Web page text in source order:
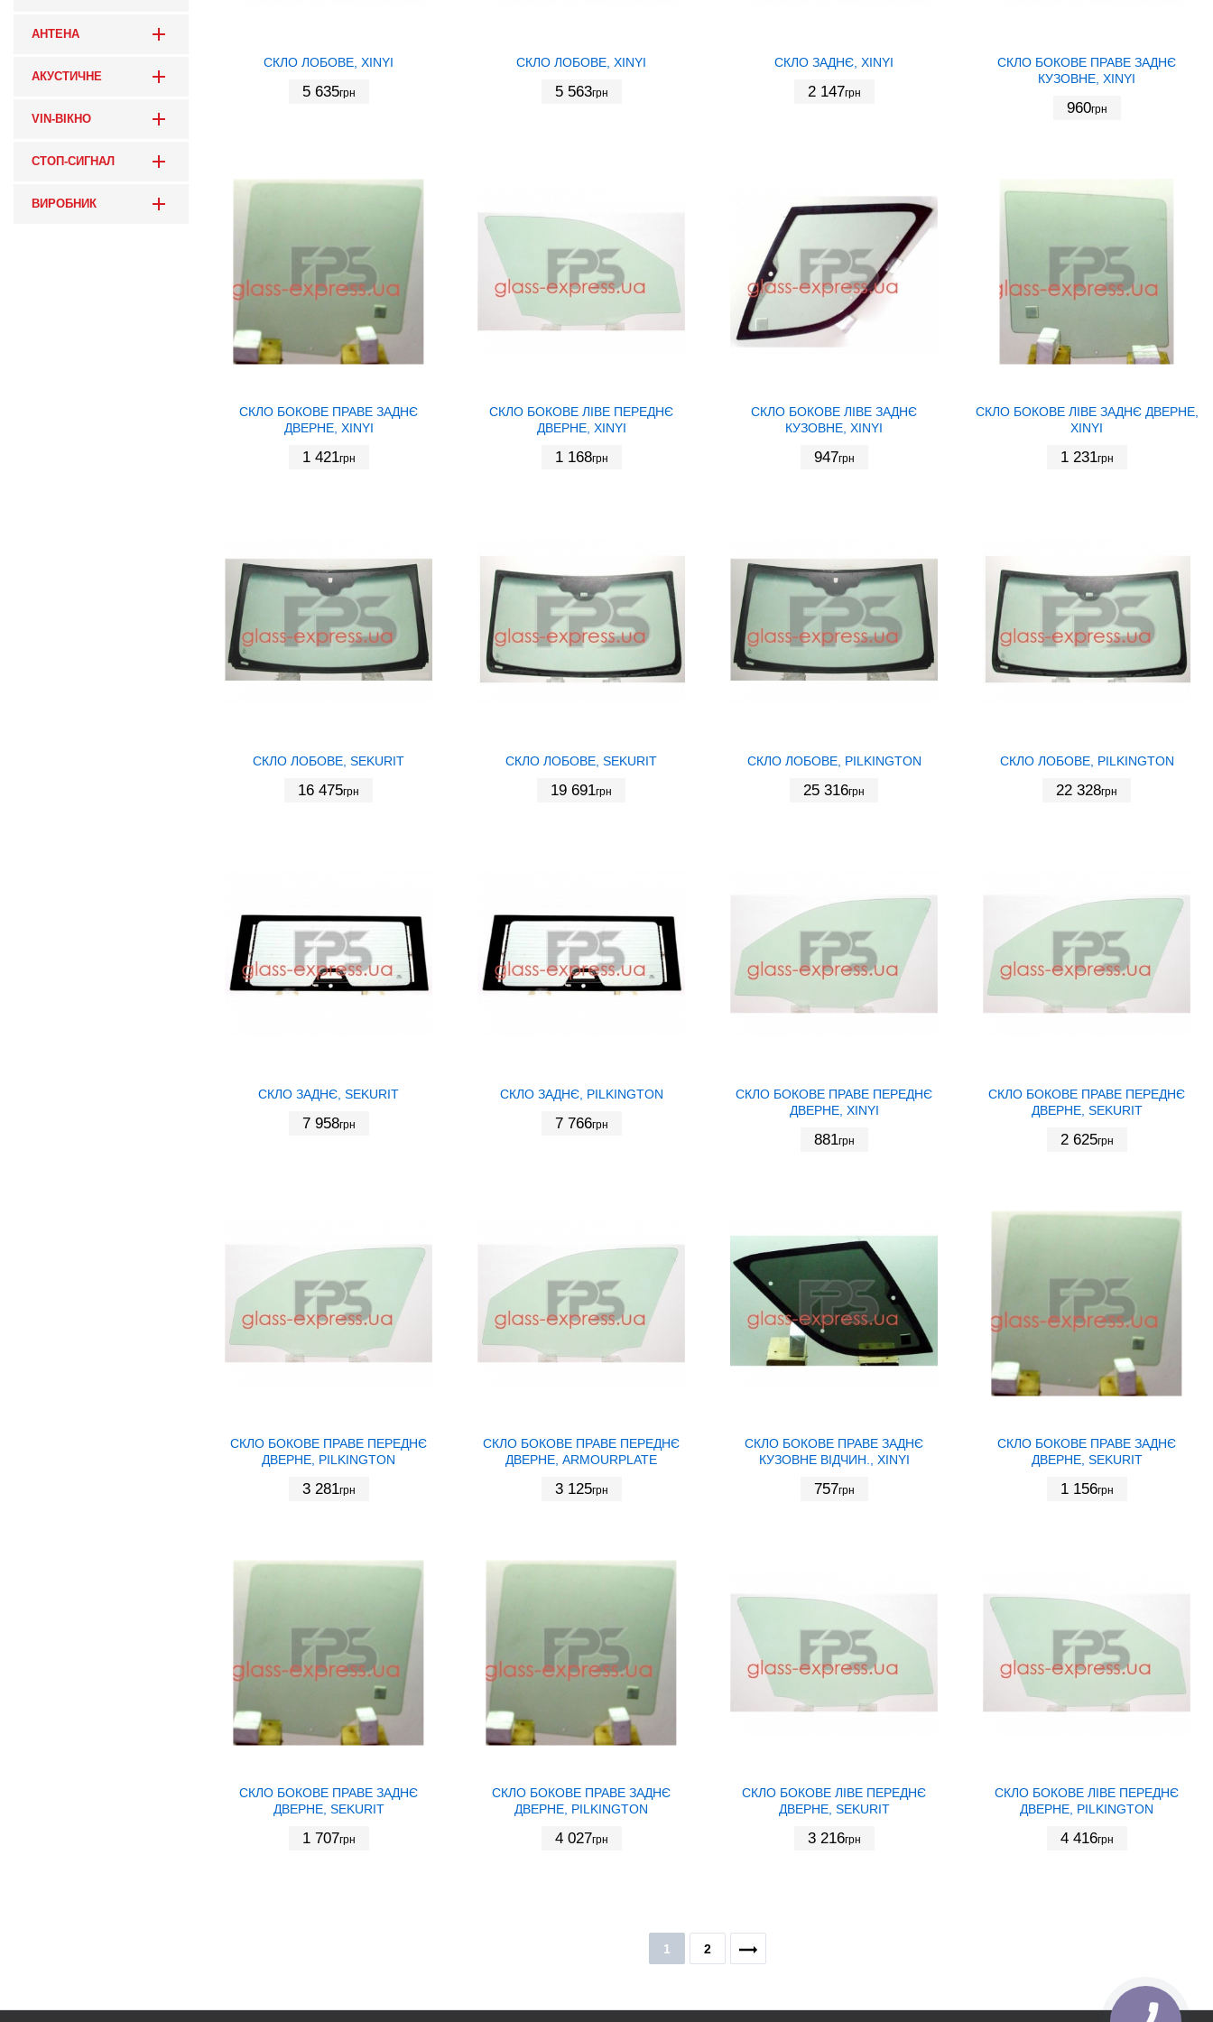
АНТЕНА
АКУСТИЧНЕ
VIN-ВІКНО
СТОП-СИГНАЛ
ВИРОБНИК
СКЛО ЛОБОВЕ, XINYI
5 635грн
СКЛО ЛОБОВЕ, XINYI
5 563грн
СКЛО ЗАДНЄ, XINYI
2 147грн
СКЛО БОКОВЕ ПРАВЕ ЗАДНЄ
КУЗОВНЕ, XINYI
960грн
СКЛО БОКОВЕ ПРАВЕ ЗАДНЄ
ДВЕРНЕ, XINYI
1 421грн
СКЛО БОКОВЕ ЛІВЕ ПЕРЕДНЄ
ДВЕРНЕ, XINYI
1 168грн
СКЛО БОКОВЕ ЛІВЕ ЗАДНЄ
КУЗОВНЕ, XINYI
947грн
СКЛО БОКОВЕ ЛІВЕ ЗАДНЄ ДВЕРНЕ,
XINYI
1 231грн
СКЛО ЛОБОВЕ, SEKURIT
16 475грн
СКЛО ЛОБОВЕ, SEKURIT
19 691грн
СКЛО ЛОБОВЕ, PILKINGTON
25 316грн
СКЛО ЛОБОВЕ, PILKINGTON
22 328грн
СКЛО ЗАДНЄ, SEKURIT
7 958грн
СКЛО ЗАДНЄ, PILKINGTON
7 766грн
СКЛО БОКОВЕ ПРАВЕ ПЕРЕДНЄ
ДВЕРНЕ, XINYI
881грн
СКЛО БОКОВЕ ПРАВЕ ПЕРЕДНЄ
ДВЕРНЕ, SEKURIT
2 625грн
СКЛО БОКОВЕ ПРАВЕ ПЕРЕДНЄ
ДВЕРНЕ, PILKINGTON
3 281грн
СКЛО БОКОВЕ ПРАВЕ ПЕРЕДНЄ
ДВЕРНЕ, ARMOURPLATE
3 125грн
СКЛО БОКОВЕ ПРАВЕ ЗАДНЄ
КУЗОВНЕ ВІДЧИН., XINYI
757грн
СКЛО БОКОВЕ ПРАВЕ ЗАДНЄ
ДВЕРНЕ, SEKURIT
1 156грн
СКЛО БОКОВЕ ПРАВЕ ЗАДНЄ
ДВЕРНЕ, SEKURIT
1 707грн
СКЛО БОКОВЕ ПРАВЕ ЗАДНЄ
ДВЕРНЕ, PILKINGTON
4 027грн
СКЛО БОКОВЕ ЛІВЕ ПЕРЕДНЄ
ДВЕРНЕ, SEKURIT
3 216грн
СКЛО БОКОВЕ ЛІВЕ ПЕРЕДНЄ
ДВЕРНЕ, PILKINGTON
4 416грн
1 2